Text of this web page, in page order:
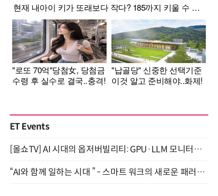
ET Events
[올쇼TV] AI 시대의 옵저버빌리티: GPU·LLM 모니터링부터 AI 기반 장애 대응까지 (8/11 생방송)
“AI와 함께 일하는 시대 ” - 스마트 워크의 새로운 패러다임 (9/11)